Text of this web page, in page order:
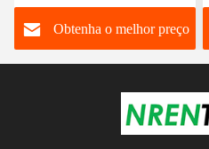
mastro móvel de
telecomunicações torre-
mastro telescópico-
Obtenha o melhor preço